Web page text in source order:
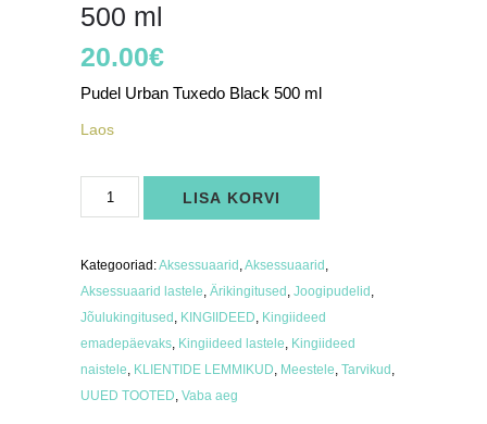
500 ml
20.00€
Pudel Urban Tuxedo Black 500 ml
Laos
Urban
Tuxedo
ml
kogus
LISA KORVI
Kategooriad:Aksessuaarid ,Aksessuaarid ,
Aksessuaarid lastele, Ärikingitused , Joogipudelid ,
Jõulukingitused , KINGIIDEED, Kingiideed
emadepäevaks, Kingiideed lastele, Kingiideed
naistele, KLIENTIDE LEMMIKUD, Meestele, Tarvikud ,
UUED TOOTED, Vaba aeg